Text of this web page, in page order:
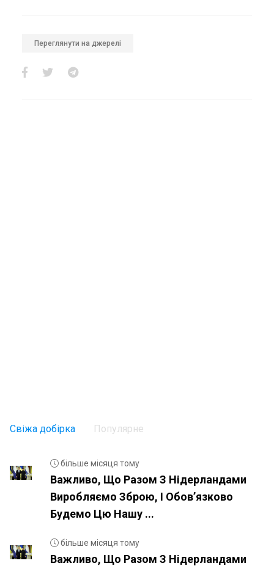
Переглянути на джерелі
Свіжа добірка Популярне
більше місяця тому
Важливо, Що Разом З Нідерландами
Виробляємо Зброю, І Обовʼязково
Будемо Цю Нашу ...
більше місяця тому
Важливо, Що Разом З Нідерландами